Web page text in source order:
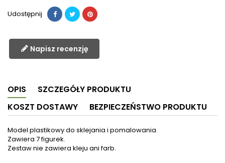
Udostępnij
Napisz recenzję
OPIS
SZCZEGÓŁY PRODUKTU
KOSZT DOSTAWY
BEZPIECZEŃSTWO PRODUKTU
Model plastikowy do sklejania i pomalowania.
Zawiera 7 figurek.
Zestaw nie zawiera kleju ani farb.